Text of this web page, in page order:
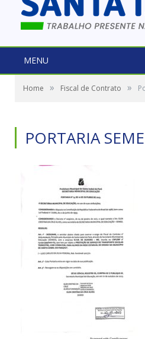
MENU
Home » Fiscal de Contrato »
PORTARIA